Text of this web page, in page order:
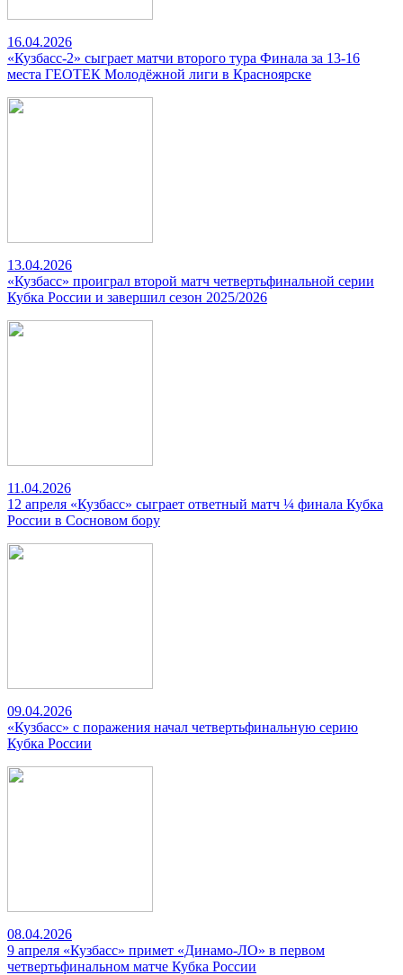
16.04.2026
«Кузбасс-2» сыграет матчи второго тура Финала за 13-16
места ГЕОТЕК Молодёжной лиги в Красноярске
13.04.2026
«Кузбасс» проиграл второй матч четвертьфинальной серии
Кубка России и завершил сезон 2025/2026
11.04.2026
12 апреля «Кузбасс» сыграет ответный матч ¼ финала Кубка
России в Сосновом бору
09.04.2026
«Кузбасс» с поражения начал четвертьфинальную серию
Кубка России
08.04.2026
9 апреля «Кузбасс» примет «Динамо-ЛО» в первом
четвертьфинальном матче Кубка России